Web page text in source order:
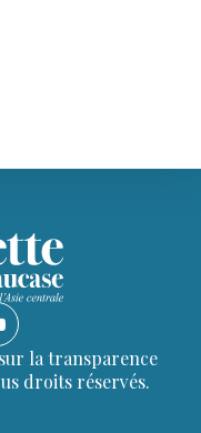
la transparence
droits réservés.